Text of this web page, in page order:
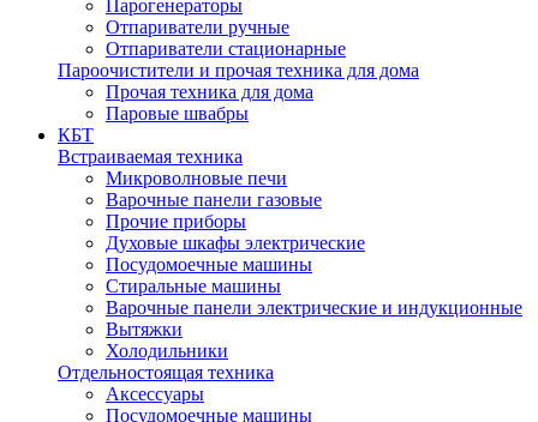
Парогенераторы
Отпариватели ручные
Отпариватели стационарные
Пароочистители и прочая техника для дома
Прочая техника для дома
Паровые швабры
КБТ
Встраиваемая техника
Микроволновые печи
Варочные панели газовые
Прочие приборы
Духовые шкафы электрические
Посудомоечные машины
Стиральные машины
Варочные панели электрические и индукционные
Вытяжки
Холодильники
Отдельностоящая техника
Аксессуары
Посудомоечные машины